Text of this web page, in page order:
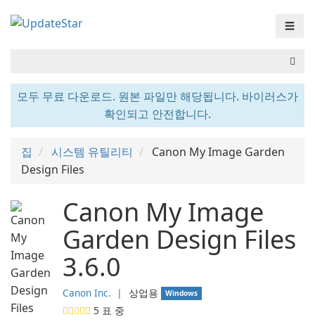
☰
모두 무료 다운로드. 원본 파일만 해당됩니다. 바이러스가
확인되고 안전합니다.
집 시스템 유틸리티
Canon My Image Garden
Design Files
Canon My Image
Garden Design Files
3.6.0
Canon Inc. ❘ 상업용 Windows
5 표 중